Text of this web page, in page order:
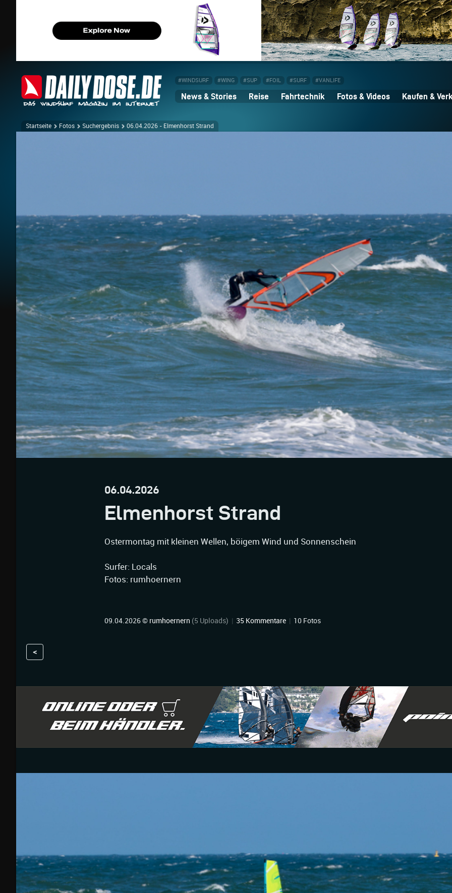
#WINDSURF #WING #SUP #FOIL #SURF #VANLIFE
News & Stories Reise Fahrtechnik Fotos & Videos Kaufen &
Startseite Fotos Suchergebnis 06.04.2026 - Elmenhorst Strand
06.04.2026
Elmenhorst Strand
Ostermontag mit kleinen Wellen, böigem Wind und Sonnenschein
Surfer: Locals
Fotos: rumhoernern
09.04.2026 © rumhoernern (5 Uploads) | 35 Kommentare | 10 Fotos
<